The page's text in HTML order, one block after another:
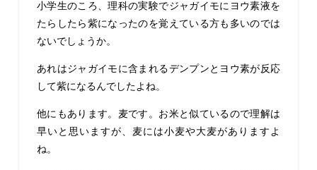
小学生のころ、理科の実験でジャガイモにヨウ素液を
たらしたら紫になったのを覚えている方も多いのでは
ないでしょうか。
あれはジャガイモに含まれるデンプンとヨウ素が反応
して紫になるんでしたよね。
他にもあります。麦です。お米と似ているので理解は
早いと思いますが、麦には小麦や大麦がありますよ
ね。